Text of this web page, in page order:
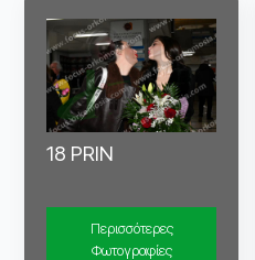
18 PRIN
Περισσότερες
Φωτογραφίες